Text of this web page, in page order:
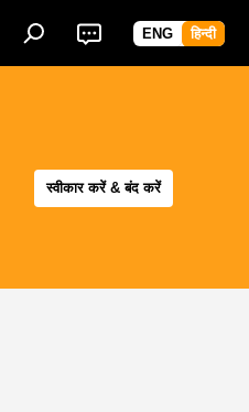
ENG हिन्दी
स्वीकार करें & बंद करें